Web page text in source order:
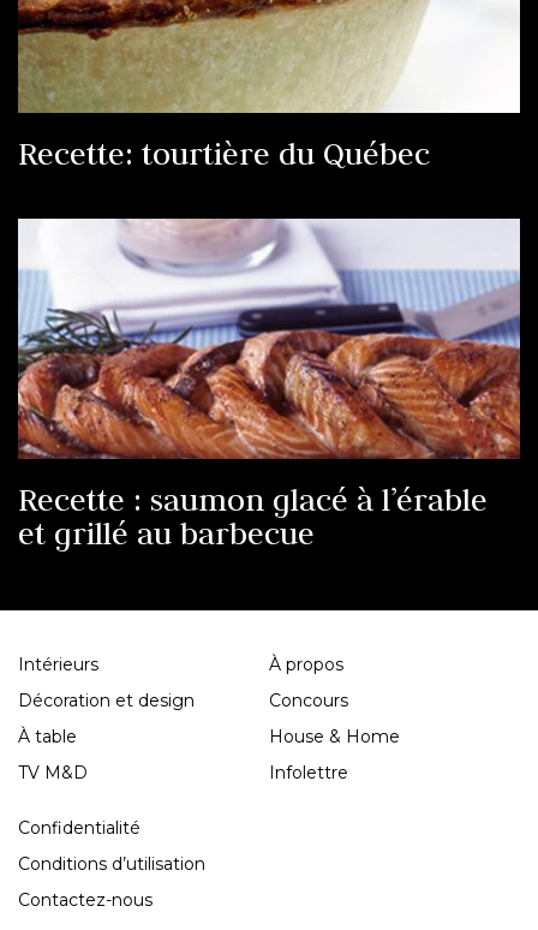
Recette: tourtière du Québec
Recette : saumon glacé à l’érable
et grillé au barbecue
Intérieurs
Décoration et design
À table
TV M&D
À propos
Concours
House & Home
Infolettre
Confidentialité
Conditions d’utilisation
Contactez-nous